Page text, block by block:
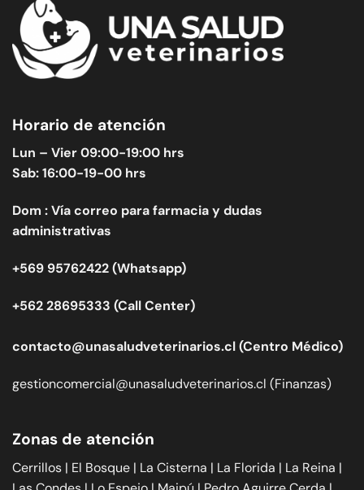
Horario de atención
Lun – Vier 09:00-19:00 hrs
Sab: 16:00-19-00 hrs
Dom : Vía correo para farmacia y dudas
administrativas
+569 95762422 (Whatsapp)
+562 28695333 (Call Center)
contacto@unasaludveterinarios.cl (Centro Médico)
gestioncomercial@unasaludveterinarios.cl (Finanzas)
Zonas de atención
Cerrillos | El Bosque | La Cisterna | La Florida | La Reina |